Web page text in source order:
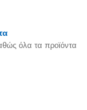
όλα τα προϊόντα